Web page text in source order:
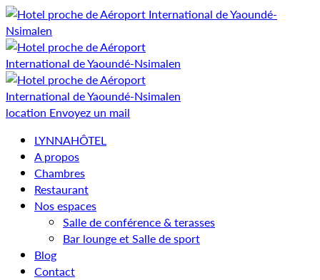
location Envoyez un mail
LYNNAHÔTEL
A propos
Chambres
Restaurant
Nos espaces
Salle de conférence & terasses
Bar lounge et Salle de sport
Blog
Contact